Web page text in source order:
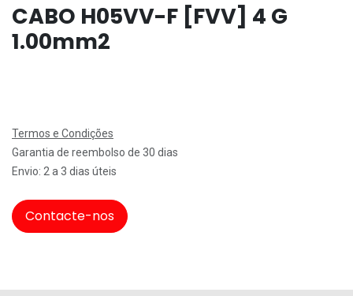
CABO H05VV-F [FVV] 4 G
1.00mm2
Termos e Condições
Garantia de reembolso de 30 dias
Envio: 2 a 3 dias úteis
Contacte-nos